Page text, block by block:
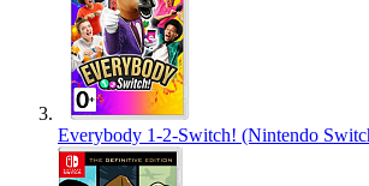
Everybody 1-2-Switch! (Nintendo